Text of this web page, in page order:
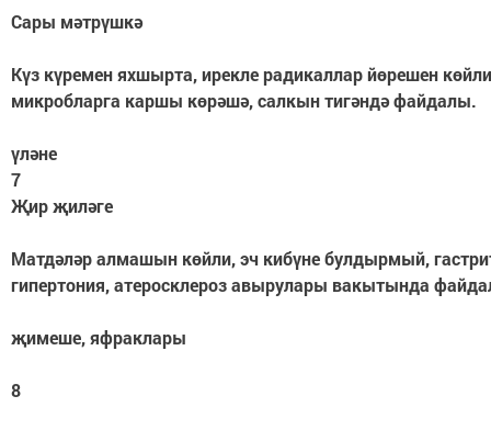
Сары мәтрүшкә
Күз күремен яхшырта, ирекле радикаллар йөрешен
микробларга каршы көрәшә, салкын тигәндә файдалы.
үләне
7
Җир җиләге
Матдәләр алмашын көйли, эч кибүне булдырмый,
гипертония, атеросклероз авырулары вакытында
җимеше, яфраклары
8